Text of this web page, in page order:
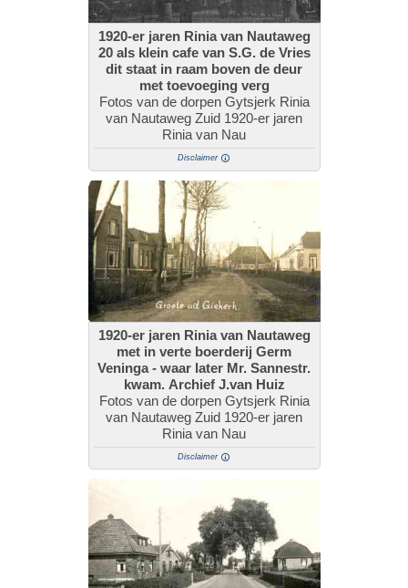
1920-er jaren Rinia van Nautaweg
20 als klein cafe van S.G. de Vries
dit staat in raam boven de deur
met toevoeging verg
Fotos van de dorpen Gytsjerk Rinia
van Nautaweg Zuid 1920-er jaren
Rinia van Nau
Disclaimer
1920-er jaren Rinia van Nautaweg
met in verte boerderij Germ
Veninga - waar later Mr. Sannestr.
kwam. Archief J.van Huiz
Fotos van de dorpen Gytsjerk Rinia
van Nautaweg Zuid 1920-er jaren
Rinia van Nau
Disclaimer